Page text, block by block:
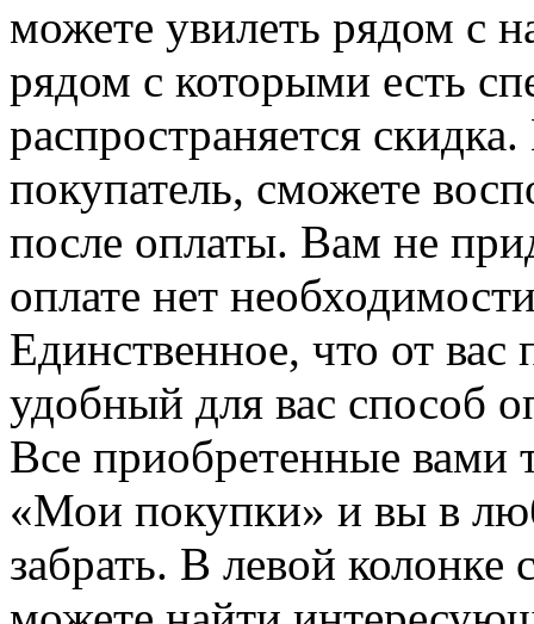
можете увилеть рядом с
рядом с которыми есть
распространяется
покупатель, сможете
после оплаты. Вам не
оплате нет
Единственное, что от вас
удобный для вас способ
Все приобретенные вами
«Мои покупки» и вы в
забрать. В левой